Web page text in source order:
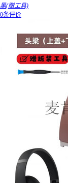
黑(赠工具)
0条评价